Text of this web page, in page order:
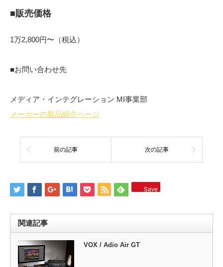
■販売価格
1万2,800円〜（税込）
■お問い合わせ先
メディア・インテグレーション MI事業部
メーカーの製品紹介ページ
前の記事 次の記事
Save
関連記事
VOX / Adio Air GT